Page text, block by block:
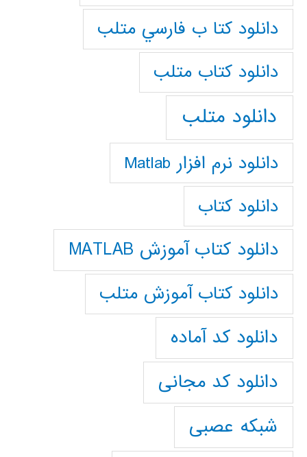
دانلود كتا ب فارسي متلب
دانلود كتاب متلب
دانلود متلب
دانلود نرم افزار Matlab
دانلود کتاب
دانلود کتاب آموزش MATLAB
دانلود کتاب آموزش متلب
دانلود کد آماده
دانلود کد مجانی
شبکه عصبی